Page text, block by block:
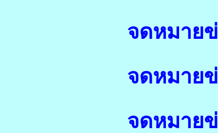
จดหมาย
จดหมาย
จดหมาย